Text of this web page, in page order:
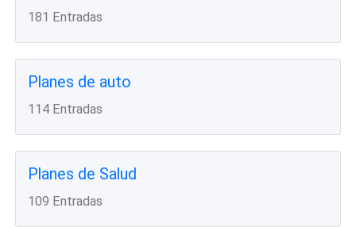
181 Entradas
Planes de auto
114 Entradas
Planes de Salud
109 Entradas